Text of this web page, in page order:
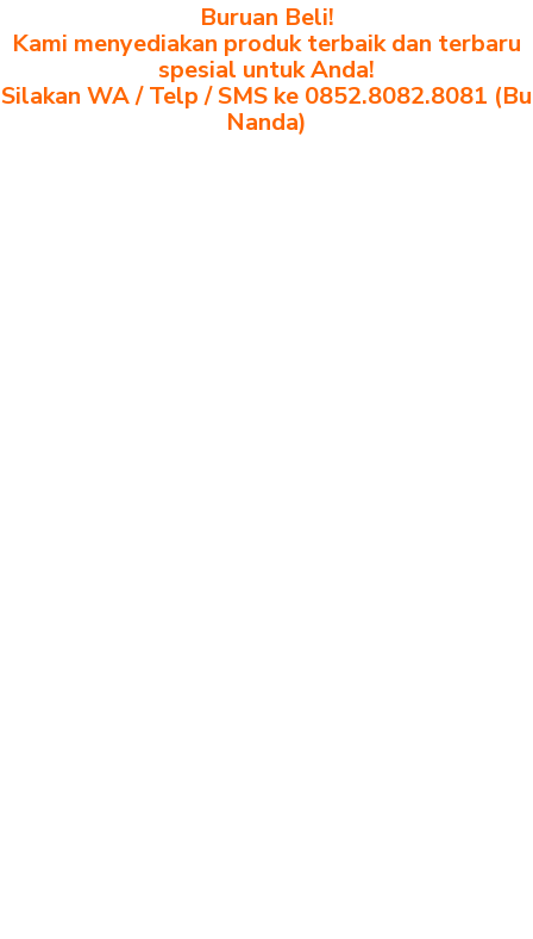
Buruan Beli!
Kami menyediakan produk terbaik dan terbaru
spesial untuk Anda!
Silakan WA / Telp / SMS ke 0852.8082.8081 (Bu
Nanda)